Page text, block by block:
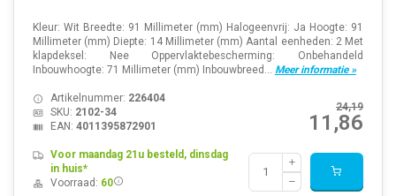
Kleur: Wit Breedte: 91 Millimeter (mm) Halogeenvrij: Ja Hoogte: 91
Millimeter (mm) Diepte: 14 Millimeter (mm) Aantal eenheden: 2 Met
klapdeksel: Nee Oppervlaktebescherming: Onbehandeld
Inbouwhoogte: 71 Millimeter (mm) Inbouwbreed... Meer informatie »
24,19
11,86
Artikelnummer: 226404
SKU: 2102-34
EAN: 4011395872901
Voor maandag 21u besteld, dinsdag
in huis*
Voorraad: 60